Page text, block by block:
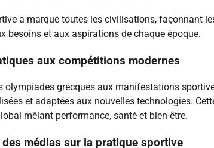
a marqué toutes les civilisations, façonnant
besoins et aux aspirations de chaque époque.
aux compétitions modernes
olympiades grecques aux manifestations
et adaptées aux nouvelles technologies.
mêlant performance, santé et bien-être.
des médias sur la pratique sportive